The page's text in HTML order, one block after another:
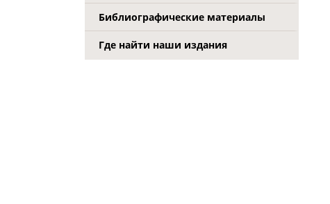
Библиографические материалы
Где найти наши издания